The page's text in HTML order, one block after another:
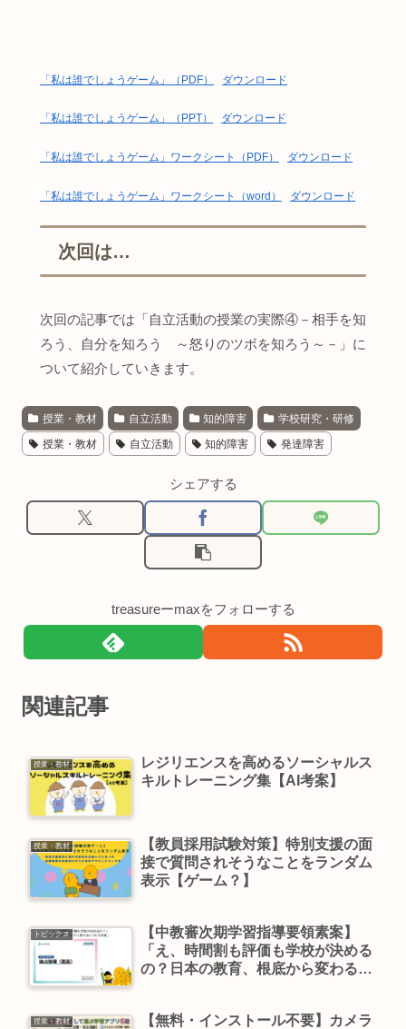
「私は誰でしょうゲーム」（PDF） ダウンロード
「私は誰でしょうゲーム」（PPT） ダウンロード
「私は誰でしょうゲーム」ワークシート（PDF） ダウンロード
「私は誰でしょうゲーム」ワークシート（word） ダウンロード
次回は…
次回の記事では「自立活動の授業の実際④－相手を知
ろう、自分を知ろう ～怒りのツボを知ろう～－」に
ついて紹介していきます。
授業・教材 自立活動 知的障害 学校研究・研修
授業・教材 自立活動 知的障害 発達障害
シェアする
treasureーmaxをフォローする
関連記事
授業・教材
レジリエンスを高めるソーシャルス
キルトレーニング集【AI考案】
授業・教材
【教員採用試験対策】特別支援の面
接で質問されそうなことをランダム
表示【ゲーム？】
トピックス
【中教審次期学習指導要領素案】
「え、時間割も評価も学校が決める
の？日本の教育、根底から変わる4
授業・教材
【無料・インストール不要】カメラ